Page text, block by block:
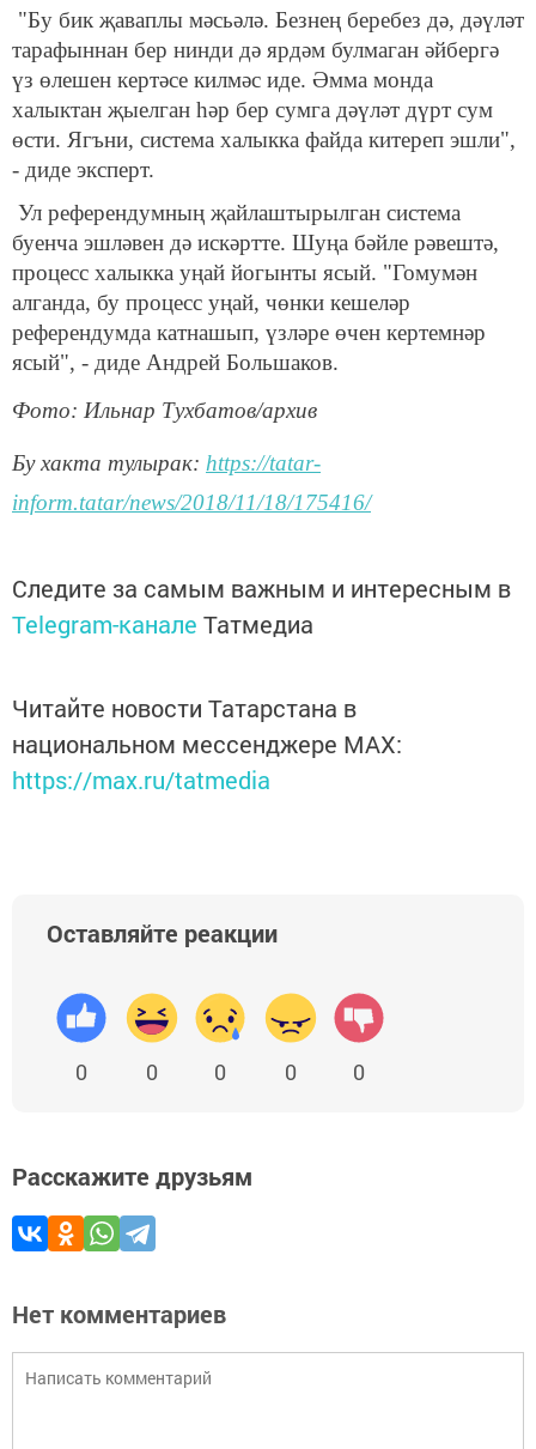
"Бу бик җаваплы мәсьәлә. Безнең беребез дә, дәүләт
тарафыннан бер нинди дә ярдәм булмаган әйбергә
үз өлешен кертәсе килмәс иде. Әмма монда
халыктан җыелган һәр бер сумга дәүләт дүрт сум
өсти. Ягъни, система халыкка файда китереп эшли",
- диде эксперт.
Ул референдумның җайлаштырылган система
буенча эшләвен дә искәртте. Шуңа бәйле рәвештә,
процесс халыкка уңай йогынты ясый. "Гомумән
алганда, бу процесс уңай, чөнки кешеләр
референдумда катнашып, үзләре өчен кертемнәр
ясый", - диде Андрей Большаков.
Фото: Ильнар Тухбатов/архив
Бу хакта тулырак: https://tatar-
inform.tatar/news/2018/11/18/175416/
Следите за самым важным и интересным в
Telegram-канале Татмедиа
Читайте новости Татарстана в
национальном мессенджере MАХ:
https://max.ru/tatmedia
Оставляйте реакции
0 0 0 0 0
Расскажите друзьям
Нет комментариев